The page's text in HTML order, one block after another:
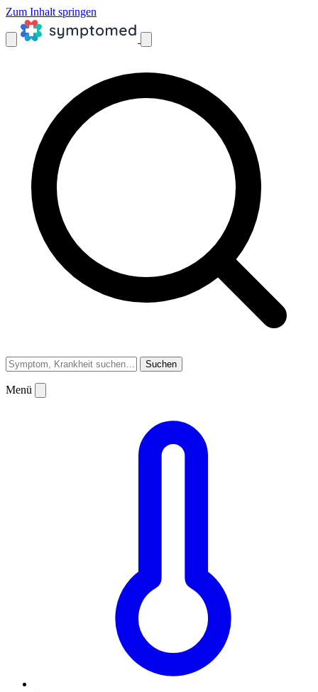
Zum Inhalt springen
Suchen
Menü